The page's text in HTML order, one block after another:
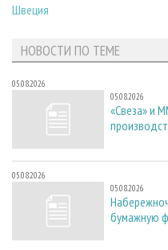
Швеция
НОВОСТИ ПО ТЕМЕ
05.08.2026
05.08.2026
«Свеза» и
05.08.2026
05.08.2026
бумажную